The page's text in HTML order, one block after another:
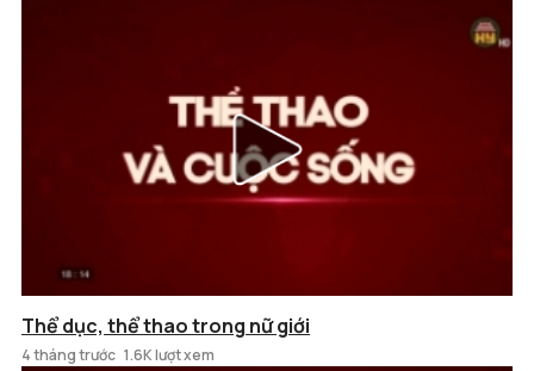
Thể dục, thể thao trong nữ giới
4 tháng trước 1.6K lượt xem